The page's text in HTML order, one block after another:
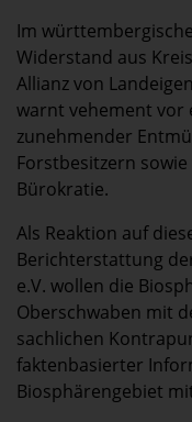
Im
Widerstand aus
Allianz von
warnt vehement vor
zunehmender
Forstbesitzern
Bürokratie.
Als Reaktion auf
Berichterstattung
e.V. wollen die
Oberschwaben mit
sachlichen
faktenbasierter
Biosphärengebiet